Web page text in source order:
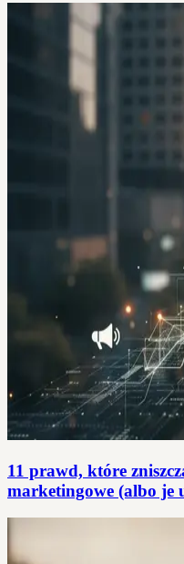
11 prawd, które
marketingowe (albo je